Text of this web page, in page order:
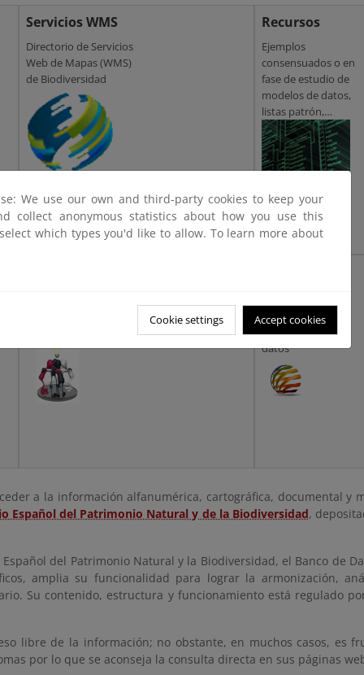
Servicios WMS
Directorio de Servicios
Web de Mapas (WMS)
de Biodiversidad
Recursos
Ejemplos
consensuados o en
fase de estudio de
modelos de datos,
listas patrón,
cartografía GML, etc
Acceso
rápido a los
datos
a la información alfanumérica, cartográfica, documental y
Español del Patrimonio Natural y de la Biodiversidad,
del Patrimonio Natural y la Biodiversidad, el Banco de
amplia su funcionalidad para lograr la armonización,
Su contenido, estructura y funcionamiento está regulado
libre de la información; no obstante, en muchos casos, es
por lo que se aconseja la consulta directa en sus páginas
We use our own and third-party cookies to keep your
collect anonymous statistics about how you use this
which types you'd like to allow. To learn more about
Cookie settings Accept cookies